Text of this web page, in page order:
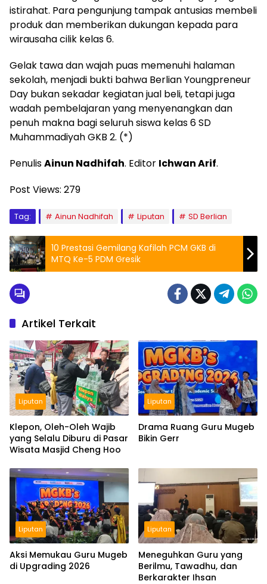
istirahat. Para pengunjung tampak antusias membeli
produk dan memberikan dukungan kepada para
wirausaha cilik kelas 6.
Gelak tawa dan wajah puas memenuhi halaman
sekolah, menjadi bukti bahwa Berlian Youngpreneur
Day bukan sekadar kegiatan jual beli, tetapi juga
wadah pembelajaran yang menyenangkan dan
penuh makna bagi seluruh siswa kelas 6 SD
Muhammadiyah GKB 2. (*)
PenulisAinun Nadhifah. Editor Ichwan Arif.
Post Views: 279
Tag: Ainun Nadhifah Liputan SD Berlian
10 Prestasi Gemilang Kafilah PCM GKB di
MTQ Ke-5 PDM Gresik
Artikel Terkait
Liputan
Klepon, Oleh-Oleh Wajib
yang Selalu Diburu di Pasar
Wisata Masjid Cheng Hoo
Liputan
Drama Ruang Guru Mugeb
Bikin Gerr
Liputan
Aksi Memukau Guru Mugeb
di Upgrading 2026
Liputan
Meneguhkan Guru yang
Berilmu, Tawadhu, dan
Berkarakter Ihsan